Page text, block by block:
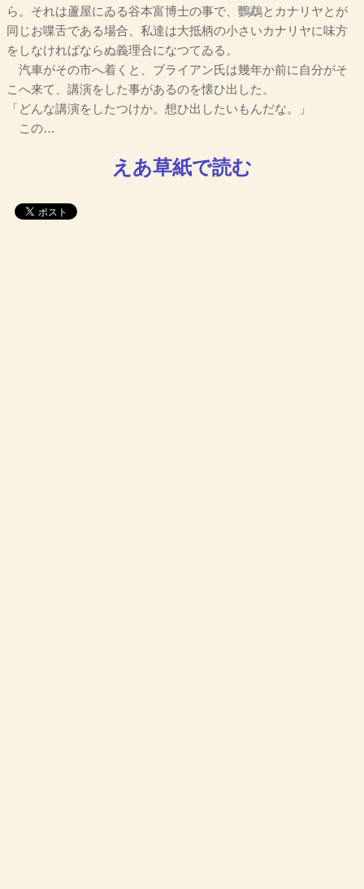
ら。それは蘆屋にゐる谷本富博士の事で、鸚鵡とカナリヤとが
同じお喋舌である場合、私達は大抵柄の小さいカナリヤに味方
をしなければならぬ義理合になつてゐる。
汽車がその市へ着くと、ブライアン氏は幾年か前に自分がそ
こへ来て、講演をした事があるのを懐ひ出した。
「どんな講演をしたつけか。想ひ出したいもんだな。」
この…
えあ草紙で読む